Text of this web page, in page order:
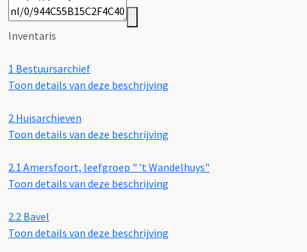
Inventaris
1 Bestuursarchief
Toon details van deze beschrijving
2 Huisarchieven
Toon details van deze beschrijving
2.1 Amersfoort, leefgroep " 't Wandelhuys"
Toon details van deze beschrijving
2.2 Bavel
Toon details van deze beschrijving